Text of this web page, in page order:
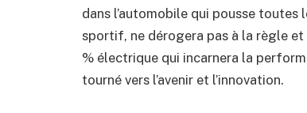
dans l’automobile qui pousse toutes
sportif, ne dérogera pas à la règle et
% électrique qui incarnera la
tourné vers l’avenir et l’innovation.